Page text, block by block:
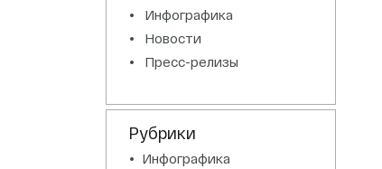
Инфографика
Новости
Пресс-релизы
Рубрики
Инфографика